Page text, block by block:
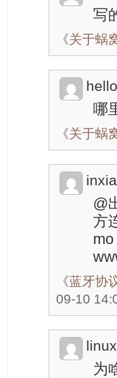
写
《关于蜗
hello
哪
《关于蜗
@
方
《蓝牙协
09-10
为